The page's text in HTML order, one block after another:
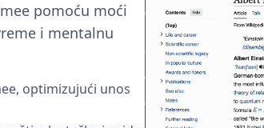
pomoću moći
i mentalnu
optimizujući unos